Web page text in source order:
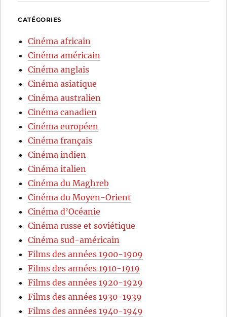
CATÉGORIES
Cinéma africain
Cinéma américain
Cinéma anglais
Cinéma asiatique
Cinéma australien
Cinéma canadien
Cinéma européen
Cinéma français
Cinéma indien
Cinéma italien
Cinéma du Maghreb
Cinéma du Moyen-Orient
Cinéma d’Océanie
Cinéma russe et soviétique
Cinéma sud-américain
Films des années 1900-1909
Films des années 1910-1919
Films des années 1920-1929
Films des années 1930-1939
Films des années 1940-1949